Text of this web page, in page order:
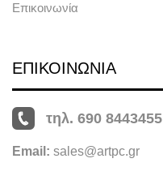
Επικοινωνία
ΕΠΙΚΟΙΝΩΝΙΑ
τηλ. 690 8443455
Email: sales@artpc.gr